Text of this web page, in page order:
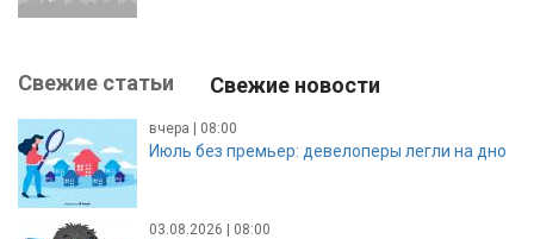
Свежие статьи Свежие новости
вчера | 08:00
Июль без премьер: девелоперы легли на дно
03.08.2026 | 08:00